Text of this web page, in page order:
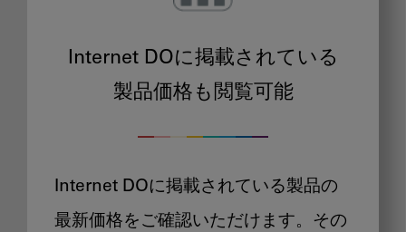
Internet DOに掲載されている
製品価格も閲覧可能
Internet DOに掲載されている製品の
最新価格をご確認いただけます。その